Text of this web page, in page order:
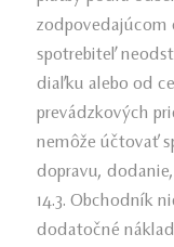
zodpovedajúcom
spotrebiteľ
diaľku alebo od
prevádzkových
nemôže účtovať
dopravu,
14.3. Obchodník
dodatočné